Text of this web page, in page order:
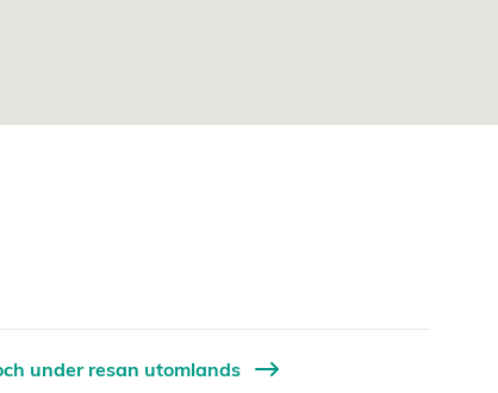
under resan utomlands